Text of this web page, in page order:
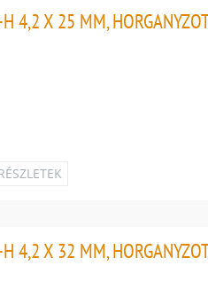
4,2 X 25 MM,
4,2 X 32 MM,